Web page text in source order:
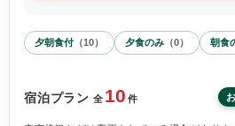
夕朝食付 （10） 夕食のみ （0） 朝食
宿泊プラン 全 10 件